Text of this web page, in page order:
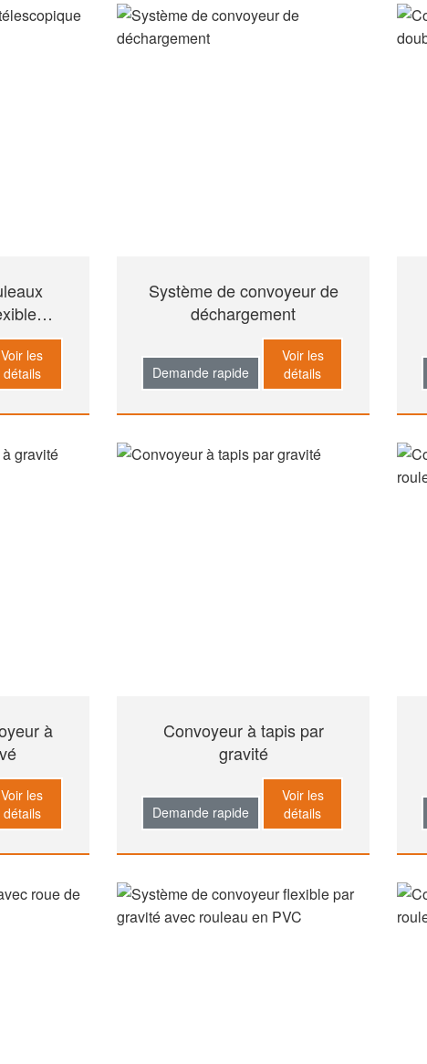
Voir les
détails
Système de convoyeur de
déchargement
Demande rapide
Voir les
détails
à
Voir les
détails
Convoyeur à tapis par
gravité
Demande rapide
Voir les
détails